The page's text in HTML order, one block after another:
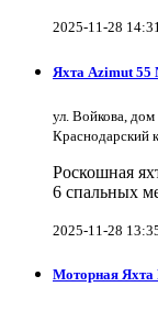
2025-11-28
Яхта Azimut 55
ул. Войкова,
Краснодарский
Роскошная
6 спальных
2025-11-28
Моторная Яхта